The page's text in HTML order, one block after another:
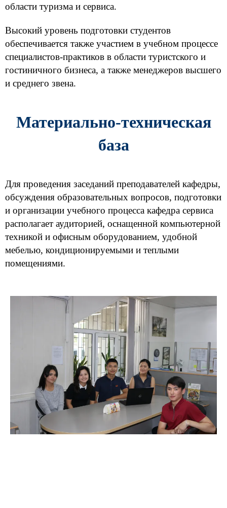
области туризма и сервиса.
Высокий уровень подготовки студентов
обеспечивается также участием в учебном процессе
специалистов-практиков в области туристского и
гостиничного бизнеса, а также менеджеров высшего
и среднего звена.
Материально-техническая
база
Для проведения заседаний преподавателей кафедры,
обсуждения образовательных вопросов, подготовки
и организации учебного процесса кафедра сервиса
располагает аудиторией, оснащенной компьютерной
техникой и офисным оборудованием, удобной
мебелью, кондиционируемыми и теплыми
помещениями.